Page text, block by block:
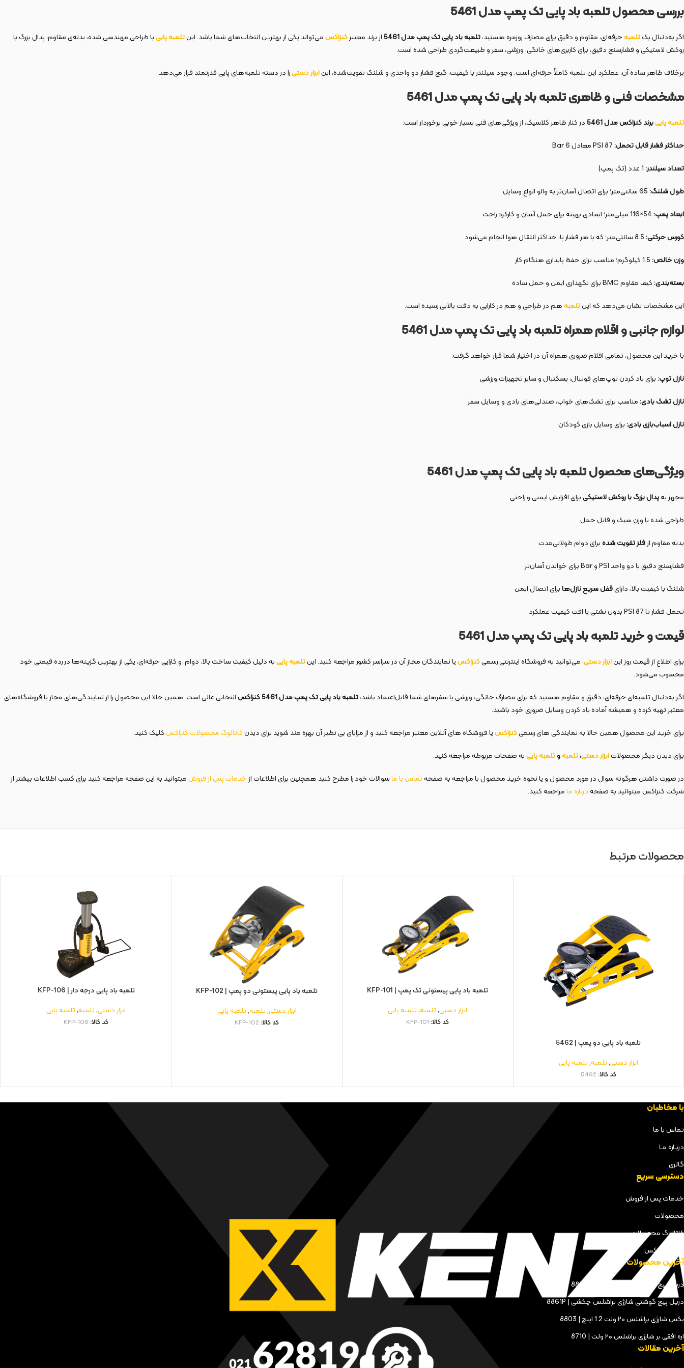
بررسی محصول تلمبه باد پایی تک پمپ مدل 5461
اگر به‌دنبال یکتلمبهحرفه‌ای، مقاوم و دقیق برای مصارف روزمره هستید،تلمبه باد پایی تک پمپ مدل 5461 از برند معتبرکنزاکسمی‌تواند یکی از بهترین انتخاب‌های شما باشد. اینتلمبه پاییبا طراحی مهندسی شده، بدنه‌ی مقاوم، پدال بزرگ با
روکش لاستیکی و فشارسنج دقیق، برای کاربری‌های خانگی، ورزشی، سفر و طبیعت‌گردی طراحی شده است.
برخلاف ظاهر ساده آن، عملکرد این تلمبه کاملاً حرفه‌ای است. وجود سیلندر با کیفیت، گیج فشار دو واحدی و شلنگ تقویت‌شده، اینابزار دستیرا در دسته تلمبه‌های پایی قدرتمند قرار می‌دهد.
مشخصات فنی و ظاهری تلمبه باد پایی تک پمپ مدل 5461
تلمبه پاییبرند کنزاکس مدل 5461 در کنار ظاهر کلاسیک، از ویژگی‌های فنی بسیار خوبی برخوردار است:
حداکثر فشار قابل تحمل:
تعداد سیلندر:
طول شلنگ:
ابعاد پمپ:
کورس حرکتی:
وزن خالص:
بسته‌بندی:کیف مقاوم BMC برای نگهداری ایمن و حمل ساده
این مشخصات نشان می‌دهد که اینتلمبههم در طراحی و هم در کارایی به دقت بالایی رسیده است.
لوازم جانبی و اقلام همراه تلمبه باد پایی تک پمپ مدل 5461
با خرید این محصول، تمامی اقلام ضروری همراه آن در اختیار شما قرار خواهد گرفت:
نازل توپ:برای باد کردن توپ‌های فوتبال، بسکتبال و سایر تجهیزات ورزشی
نازل تشک بادی:مناسب برای تشک‌های خواب، صندلی‌های بادی و وسایل سفر
نازل اسباب‌بازی بادی:برای وسایل بازی کودکان
ویژگی‌های محصول تلمبه باد پایی تک پمپ مدل 5461
مجهز بهپدال بزرگ با روکش لاستیکیبرای افزایش ایمنی و راحتی
طراحی شده با وزن سبک و قابل حمل
بدنه مقاوم ازفلز تقویت شده برای دوام طولانی‌مدت
فشارسنج دقیق با دو واحد PSI و Bar برای خواندن آسان‌تر
شلنگ با کیفیت بالا، دارایقفل سریع نازل‌هابرای اتصال ایمن
تحمل فشار تا 87 PSI بدون نشتی یا افت کیفیت عملکرد
قیمت و خرید تلمبه باد پایی تک پمپ مدل 5461
برای اطلاع از قیمت روز اینابزار دستی، می‌توانید به فروشگاه اینترنتی رسمیکنزاکسیا نمایندگان مجاز آن در سراسر کشور مراجعه کنید. اینتلمبه پاییبه دلیل کیفیت ساخت بالا، دوام، و کارایی حرفه‌ای، یکی از بهترین گزینه‌ها در رده قیمتی خود
محسوب می‌شود.
اگر به‌دنبال تلمبه‌ای حرفه‌ای، دقیق و مقاوم هستید که برای مصارف خانگی، ورزشی یا سفرهای شما قابل‌اعتماد باشد،تلمبه باد پایی تک پمپ مدل 5461 کنزاکس
انتخابی عالی است. همین حالا این محصول را از نمایندگی‌های مجاز یا فروشگاه‌های
معتبر تهیه کرده و همیشه آماده باد کردن وسایل ضروری خود باشید.
برای خرید این محصول همین حالا به نمایندگی های رسمیکنزاکسیا فروشگاه های آنلاین معتبر مراجعه کنید و از مزایای بی نظیر آن بهره مند شوید برای دیدنکاتالوگ محصولات کنزاکسکلیک کنید.
برای دیدن دیگر محصولاتابزار دستی،تلمبهوتلمبه پاییبه صفحات مربوطه مراجعه کنید.
در صورت داشتن هرگونه سوال در مورد محصول و یا نحوه خرید محصول با مراجعه به صفحهتماس با ماسوالات خود را مطرح کنید همچنین برای اطلاعات از خدمات پس از فروشمیتوانید به این صفحه مراجعه کنید برای کسب اطلاعات بیشتر از
شرکت کنزاکس میتوانید به صفحهدرباره مامراجعه کنید.
محصولات مرتبط
تلمبه باد پایی دو پمپ | 5462
ابزار دستی,تلمبه,تلمبه پایی
کد کالا: 5462
تلمبه باد پایی پیستونی تک پمپ | KFP-101
ابزار دستی,تلمبه,تلمبه پایی
کد کالا: KFP-101
تلمبه باد پایی پیستونی دو پمپ | KFP-102
ابزار دستی,تلمبه,تلمبه پایی
کد کالا: KFP-102
تلمبه باد پایی درجه دار | KFP-106
ابزار دستی,تلمبه,تلمبه پایی
کد کالا: KFP-106
با مخاطبان
تماس با ما
دربـاره مـا
گالری
دسترسی سریع
خدمات پس از فروش
محصولات
کاتالوگ محصولات
مجله کنزاکس
آخرین محصولات
دریل پیچ گوشتی شارژی براشلس | 8898
دریل پیچ گوشتی شارژی براشلس چکشی | 8861P
بکس شارژی براشلس ۲۰ ولت 1.2 اینچ | 8803
اره افقی بر شارژی براشلس ۲۰ ولت | 8710
آخرین مقالات